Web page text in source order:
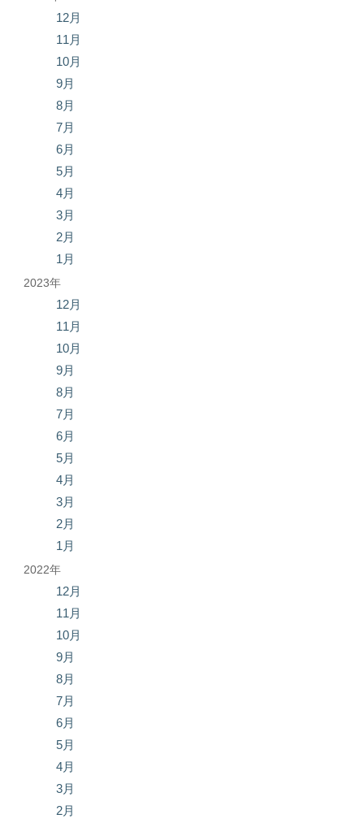
12月
11月
10月
9月
8月
7月
6月
5月
4月
3月
2月
1月
2023年
12月
11月
10月
9月
8月
7月
6月
5月
4月
3月
2月
1月
2022年
12月
11月
10月
9月
8月
7月
6月
5月
4月
3月
2月